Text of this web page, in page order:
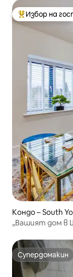
Най-популярен
Избор на
Кондо – South
„Вашият дом в
Супердомакин
Супердомакин